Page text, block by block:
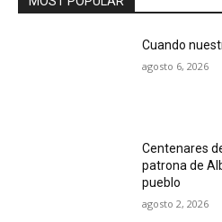
Cuando
agosto 6, 2026
Centenares
patrona de
pueblo
agosto 2, 2026